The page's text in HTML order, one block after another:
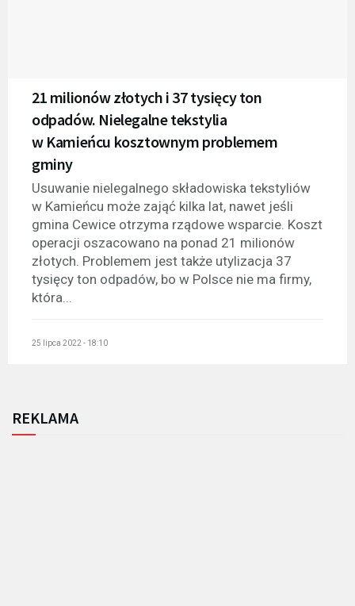
21 milionów złotych i 37 tysięcy ton
odpadów. Nielegalne tekstylia
w Kamieńcu kosztownym problemem
gminy
Usuwanie nielegalnego składowiska tekstyliów
w Kamieńcu może zająć kilka lat, nawet jeśli
gmina Cewice otrzyma rządowe wsparcie. Koszt
operacji oszacowano na ponad 21 milionów
złotych. Problemem jest także utylizacja 37
tysięcy ton odpadów, bo w Polsce nie ma firmy,
która...
25 lipca 2022 - 18:10
REKLAMA